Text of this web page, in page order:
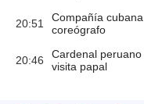
20:51
Compañía
coreógrafo
20:46
Cardenal
visita papal